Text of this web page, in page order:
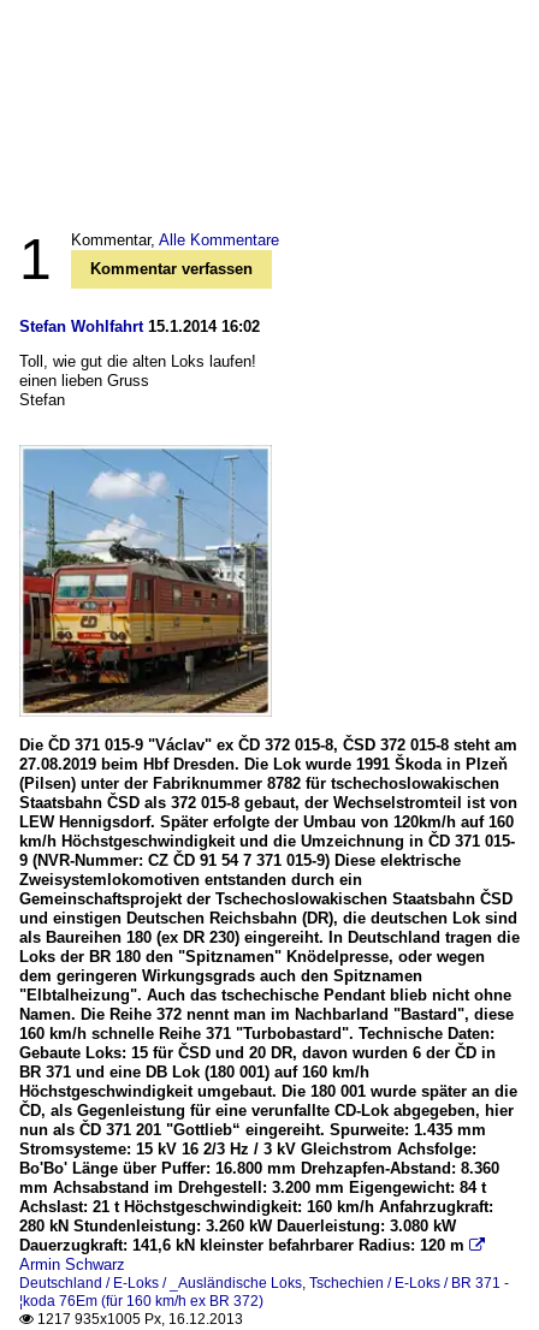
1 Kommentar, Alle Kommentare
Kommentar verfassen
Stefan Wohlfahrt15.1.2014 16:02
Toll, wie gut die alten Loks laufen!
einen lieben Gruss
Stefan
Die ČD 371 015-9 "Václav" ex ČD 372 015-8, ČSD 372 015-8 steht am
27.08.2019 beim Hbf Dresden. Die Lok wurde 1991 Škoda in Plzeň
(Pilsen) unter der Fabriknummer 8782 für tschechoslowakischen
Staatsbahn ČSD als 372 015-8 gebaut, der Wechselstromteil ist von
LEW Hennigsdorf. Später erfolgte der Umbau von 120km/h auf 160
km/h Höchstgeschwindigkeit und die Umzeichnung in ČD 371 015-
9 (NVR-Nummer: CZ ČD 91 54 7 371 015-9) Diese elektrische
Zweisystemlokomotiven entstanden durch ein
Gemeinschaftsprojekt der Tschechoslowakischen Staatsbahn ČSD
und einstigen Deutschen Reichsbahn (DR), die deutschen Lok sind
als Baureihen 180 (ex DR 230) eingereiht. In Deutschland tragen die
Loks der BR 180 den "Spitznamen" Knödelpresse, oder wegen
dem geringeren Wirkungsgrads auch den Spitznamen
"Elbtalheizung". Auch das tschechische Pendant blieb nicht ohne
Namen. Die Reihe 372 nennt man im Nachbarland "Bastard", diese
160 km/h schnelle Reihe 371 "Turbobastard". Technische Daten:
Gebaute Loks: 15 für ČSD und 20 DR, davon wurden 6 der ČD in
BR 371 und eine DB Lok (180 001) auf 160 km/h
Höchstgeschwindigkeit umgebaut. Die 180 001 wurde später an die
ČD, als Gegenleistung für eine verunfallte CD-Lok abgegeben, hier
nun als ČD 371 201 "Gottlieb“ eingereiht. Spurweite: 1.435 mm
Stromsysteme: 15 kV 16 2/3 Hz / 3 kV Gleichstrom Achsfolge:
Bo'Bo' Länge über Puffer: 16.800 mm Drehzapfen-Abstand: 8.360
mm Achsabstand im Drehgestell: 3.200 mm Eigengewicht: 84 t
Achslast: 21 t Höchstgeschwindigkeit: 160 km/h Anfahrzugkraft:
280 kN Stundenleistung: 3.260 kW Dauerleistung: 3.080 kW
Dauerzugkraft: 141,6 kN kleinster befahrbarer Radius: 120 m 
Armin Schwarz
Deutschland / E-Loks / _Ausländische Loks, Tschechien / E-Loks / BR 371 -
¦koda 76Em (für 160 km/h ex BR 372)
 1217 935x1005 Px, 16.12.2013